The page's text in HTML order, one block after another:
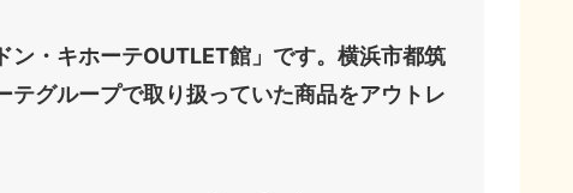
ン・キホーテOUTLET館」 です。横浜市都筑
グループで取り扱っていた商品をアウトレ